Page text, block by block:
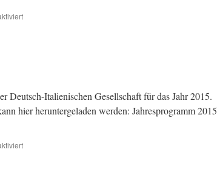
für
Deutsch-Italienischen Gesellschaft für das Jahr 2015.
hier heruntergeladen werden: Jahresprogramm 2015
für